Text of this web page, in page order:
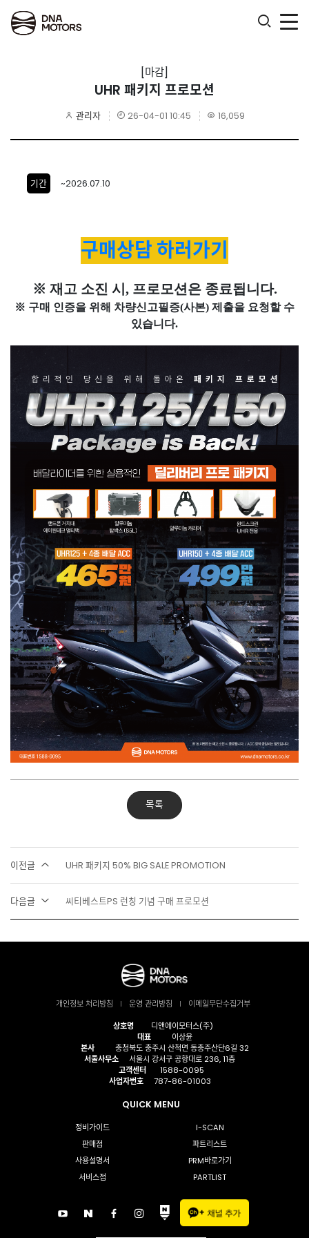
[마감]
UHR 패키지 프로모션
관리자 26-04-01 10:45 16,059
기간 ~2026.07.10
구매상담 하러가기
※ 재고 소진 시, 프로모션은 종료됩니다.
※ 구매 인증을 위해 차량신고필증(사본) 제출을 요청할 수
있습니다.
목록
이전글 UHR 패키지 50% BIG SALE PROMOTION
다음글 씨티베스트PS 런칭 기념 구매 프로모션
개인정보 처리방침 운영 관리방침
이메일무단수집거부
상호명
디앤에이모터스(주)
대표
이상윤
본사
충청북도 충주시 산척면 동충주산단6길 32
서울사무소
서울시 강서구 공항대로 236, 11층
고객센터
1588-0095
사업자번호
787-86-01003
QUICK MENU
정비가이드
I-SCAN
판매점
파트리스트
사용설명서
PRM바로가기
서비스점
PARTLIST